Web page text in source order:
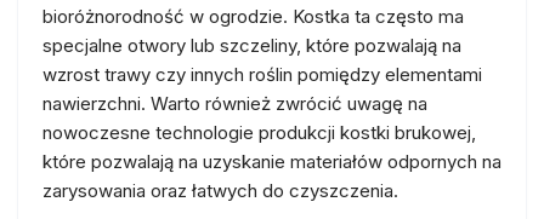
bioróżnorodność w ogrodzie. Kostka ta często ma
specjalne otwory lub szczeliny, które pozwalają na
wzrost trawy czy innych roślin pomiędzy elementami
nawierzchni. Warto również zwrócić uwagę na
nowoczesne technologie produkcji kostki brukowej,
które pozwalają na uzyskanie materiałów odpornych na
zarysowania oraz łatwych do czyszczenia.